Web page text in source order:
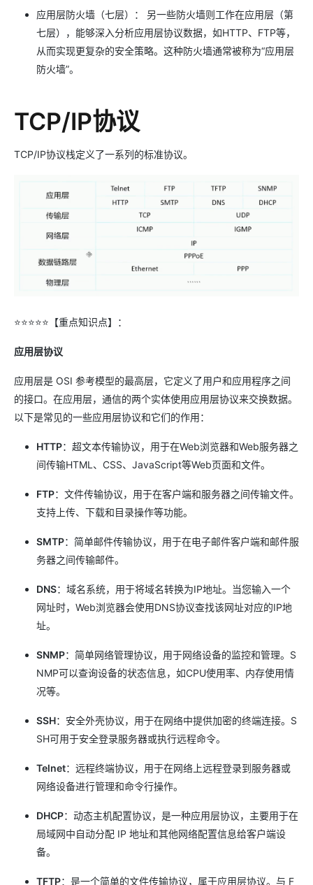
应用层防火墙（七层）： 另一些防火墙则工作在应用层（第
七层），能够深入分析应用层协议数据，如HTTP、FTP等，
从而实现更复杂的安全策略。这种防火墙通常被称为“应用层
防火墙”。
TCP/IP协议
TCP/IP协议栈定义了一系列的标准协议。
⭐⭐⭐⭐⭐【重点知识点】：
应用层协议
应用层是 OSI 参考模型的最高层，它定义了用户和应用程序之间
的接口。在应用层，通信的两个实体使用应用层协议来交换数据。
以下是常见的一些应用层协议和它们的作用：
HTTP：超文本传输协议，用于在Web浏览器和Web服务器之
间传输HTML、CSS、JavaScript等Web页面和文件。
FTP：文件传输协议，用于在客户端和服务器之间传输文件。
支持上传、下载和目录操作等功能。
SMTP：简单邮件传输协议，用于在电子邮件客户端和邮件服
务器之间传输邮件。
DNS：域名系统，用于将域名转换为IP地址。当您输入一个
网址时，Web浏览器会使用DNS协议查找该网址对应的IP地
址。
SNMP：简单网络管理协议，用于网络设备的监控和管理。S
NMP可以查询设备的状态信息，如CPU使用率、内存使用情
况等。
SSH：安全外壳协议，用于在网络中提供加密的终端连接。S
SH可用于安全登录服务器或执行远程命令。
Telnet：远程终端协议，用于在网络上远程登录到服务器或
网络设备进行管理和命令行操作。
DHCP：动态主机配置协议，是一种应用层协议，主要用于在
局域网中自动分配 IP 地址和其他网络配置信息给客户端设
备。
TFTP：是一个简单的文件传输协议，属于应用层协议。与 F